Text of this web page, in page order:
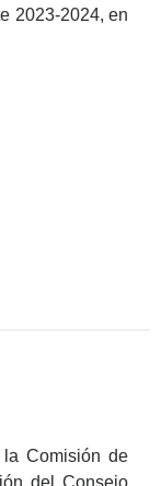
2023-2024, en
la Comisión de